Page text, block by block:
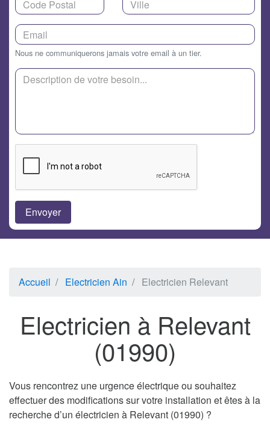
Nous ne communiquerons jamais votre email à un tier.
Accueil Electricien Ain Electricien Relevant
Electricien à Relevant
(01990)
Vous rencontrez une urgence électrique ou souhaitez
effectuer des modifications sur votre installation et êtes à la
recherche d’un électricien à Relevant (01990) ?